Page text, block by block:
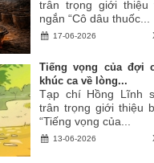
trân trọng giới thiệu
ngắn “Cô dâu thuốc...
17-06-2026
Tiếng vọng của đợi
khúc ca về lòng...
Tạp chí Hồng Lĩnh
trân trọng giới thiệu
“Tiếng vọng của...
13-06-2026